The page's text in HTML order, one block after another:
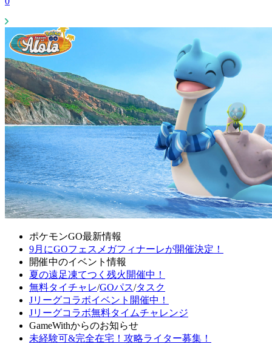
ポケモンGO最新情報
9月にGOフェスメガフィナーレが開催決定！
開催中のイベント情報
夏の遠足凍てつく残火開催中！
無料タイチャレ/GOパス/タスク
Jリーグコラボイベント開催中！
Jリーグコラボ無料タイムチャレンジ
GameWithからのお知らせ
未経験可&完全在宅！攻略ライター募集！